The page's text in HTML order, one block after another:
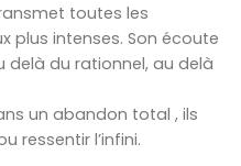
toutes les
plus intenses. Son écoute
delà du rationnel, au delà
un abandon total , ils
ressentir l’infini.